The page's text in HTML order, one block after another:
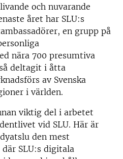
och nuvarande
året har SLU:s
en grupp på
nära 700 presumtiva
deltagit i åtta
av Svenska
i världen.
viktig del i arbetet
vid SLU. Här är
den mest
SLU:s digitala